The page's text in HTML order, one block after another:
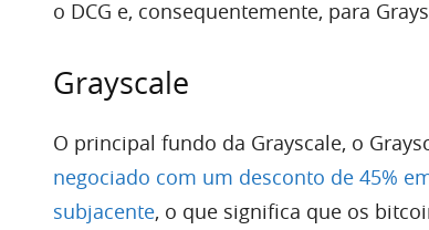
o DCG e, consequentemente, para
Grayscale
O principal fundo da Grayscale, o
negociado com um desconto de 45%
subjacente, o que significa que os